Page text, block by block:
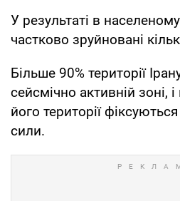
У результаті в
частково зруйновані
Більше 90% території
сейсмічно активній
його території
сили.